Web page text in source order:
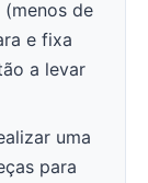
(menos de
e fixa
a levar
uma
para